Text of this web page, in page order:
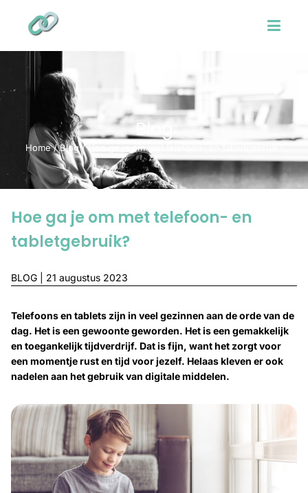
Blog
Home/Blog/Hoe ga je om met telefoon- en tabletgebruik?
Hoe ga je om met telefoon- en
tabletgebruik?
BLOG | 21 augustus 2023
Telefoons en tablets zijn in veel gezinnen aan de orde van de
dag. Het is een gewoonte geworden. Het is een gemakkelijk
en toegankelijk tijdverdrijf. Dat is fijn, want het zorgt voor
een momentje rust en tijd voor jezelf. Helaas kleven er ook
nadelen aan het gebruik van digitale middelen.